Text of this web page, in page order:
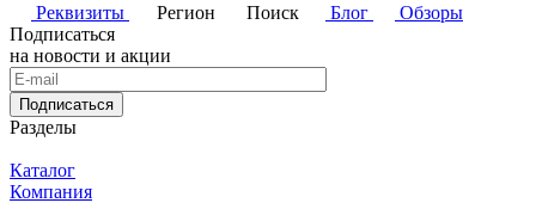
Реквизиты
Регион Поиск Блог
Обзоры
Подписаться
на новости и акции
Подписаться
Разделы
Каталог
Компания